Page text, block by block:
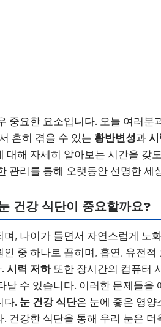
중요한 요소입니다. 오늘 여러분
흔히 겪을 수 있는 황반변성과
대해 자세히 알아보는 시간을 갖
관리를 통해 오랫동안 선명한 세
건강 식단이 중요할까요?
, 나이가 들면서 자연스럽게 노
중 하나로 꼽히며, 흡연, 유전
시력 저하또한 장시간의 컴퓨터
날 수 있습니다. 이러한 문제들을
다. 눈 건강 식단은 눈에 좋은 영양
건강한 식단을 통해 우리 눈은